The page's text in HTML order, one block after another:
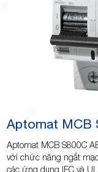
Aptomat MCB
Aptomat MCB S800C
với chức năng ngắt
các ứng dụng IEC và